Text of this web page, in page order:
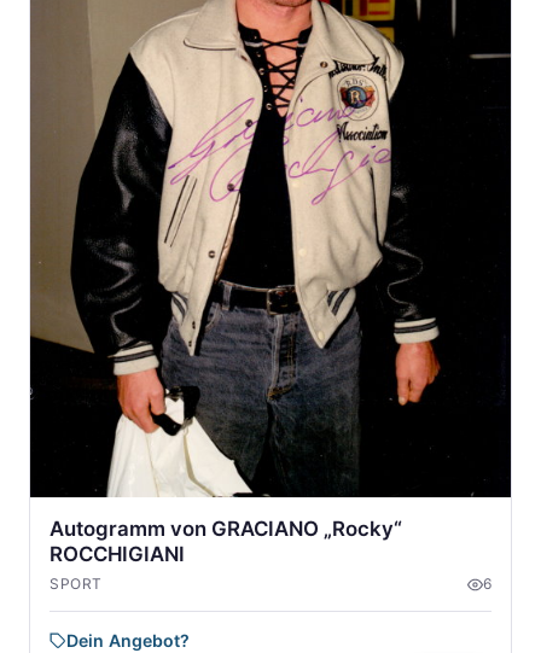
Autogramm von GRACIANO „Rocky“
ROCCHIGIANI
SPORT 6
Dein Angebot?